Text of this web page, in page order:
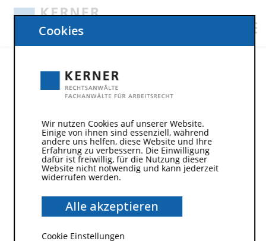
Recht auf Urlaubsabgeltung
bleibt auch „post mortem“
Cookies
Wir nutzen Cookies auf unserer Website.
Einige von ihnen sind essenziell, während
andere uns helfen, diese Website und Ihre
Erfahrung zu verbessern. Die Einwilligung
dafür ist freiwillig, für die Nutzung dieser
Website nicht notwendig und kann jederzeit
widerrufen werden.
Alle akzeptieren
Cookie Einstellungen